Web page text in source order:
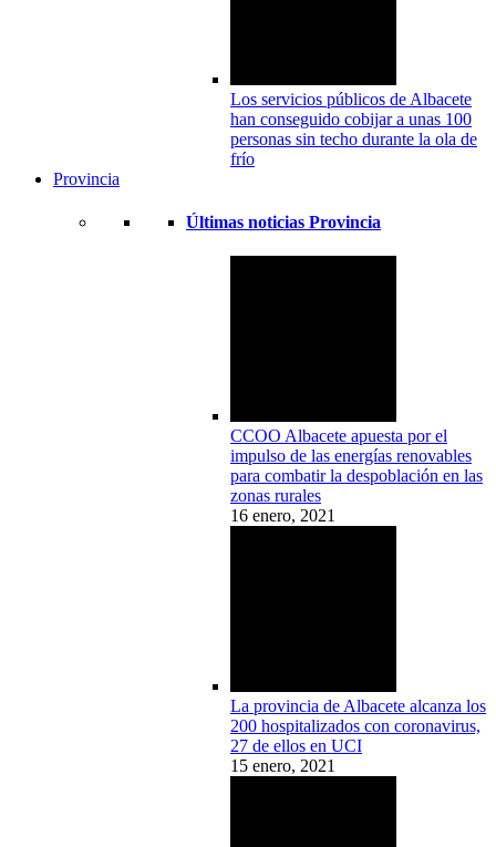
Los servicios públicos de Albacete
han conseguido cobijar a unas 100
personas sin techo durante la ola de
frío
Provincia
Últimas noticias Provincia
CCOO Albacete apuesta por el
impulso de las energías renovables
para combatir la despoblación en las
zonas rurales
16 enero, 2021
La provincia de Albacete alcanza los
200 hospitalizados con coronavirus,
27 de ellos en UCI
15 enero, 2021